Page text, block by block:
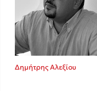
Playlist
Δημήτρης Αλεξίου